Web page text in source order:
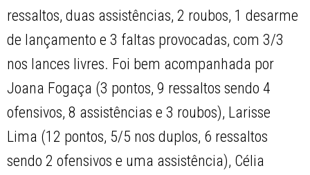
ressaltos, duas assistências, 2 roubos, 1 desarme
de lançamento e 3 faltas provocadas, com 3/3
nos lances livres. Foi bem acompanhada por
Joana Fogaça (3 pontos, 9 ressaltos sendo 4
ofensivos, 8 assistências e 3 roubos), Larisse
Lima (12 pontos, 5/5 nos duplos, 6 ressaltos
sendo 2 ofensivos e uma assistência), Célia